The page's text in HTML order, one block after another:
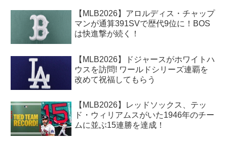
【MLB2026】アロルディス・チャップ
マンが通算391SVで歴代9位に！BOS
は快進撃が続く！
【MLB2026】ドジャースがホワイトハ
ウスを訪問! ワールドシリーズ連覇を
改めて祝福してもらう
【MLB2026】レッドソックス、テッ
ド・ウィリアムスがいた1946年のチー
ムに並ぶ15連勝を達成！